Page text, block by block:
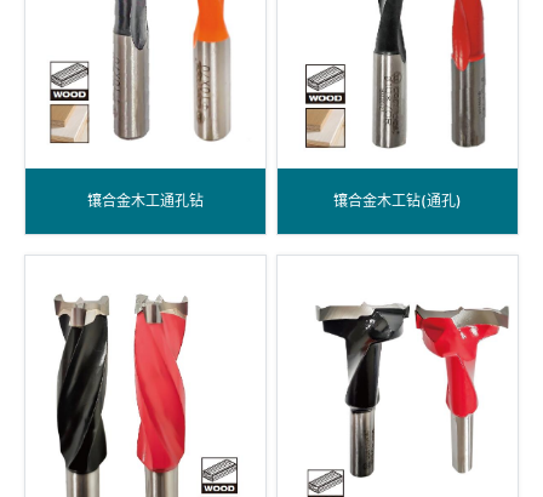
镶合金木工通孔钻 镶合金木工钻(通孔)